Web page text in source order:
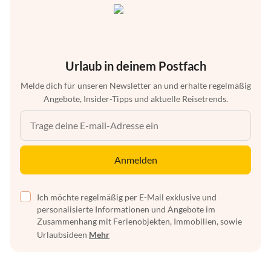
Urlaub in deinem Postfach
Melde dich für unseren Newsletter an und erhalte regelmäßig
Angebote, Insider-Tipps und aktuelle Reisetrends.
Anmelden
Ich möchte regelmäßig per E-Mail exklusive und
personalisierte Informationen und Angebote im
Zusammenhang mit Ferienobjekten, Immobilien, sowie
Urlaubsideen Mehr